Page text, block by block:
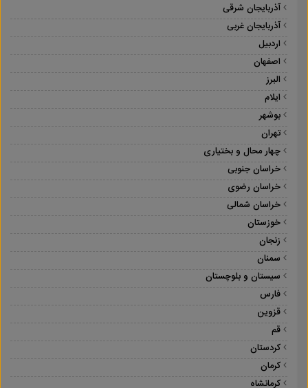
آذربایجان شرقی
آذربایجان غربی
اردبیل
اصفهان
البرز
ایلام
بوشهر
تهران
چهار محال و بختیاری
خراسان جنوبی
خراسان رضوی
خراسان شمالی
خوزستان
زنجان
سمنان
سیستان و بلوچستان
فارس
قزوین
قم
کردستان
کرمان
کرمانشاه